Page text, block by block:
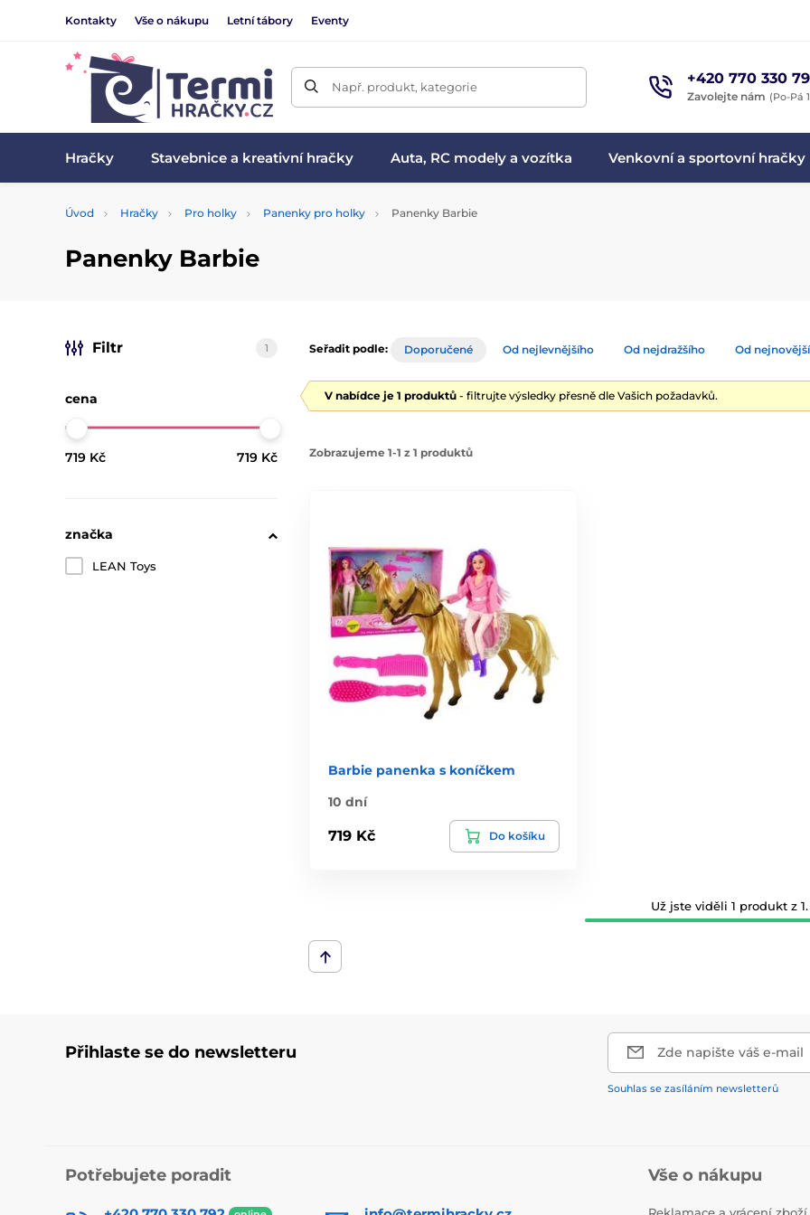
Kontakty Vše o nákupu Letní tábory Eventy
Např. produkt, kategorie +420 770 330
Zavolejte nám (Po-Pá
Hračky Stavebnice a kreativní hračky Auta, RC modely a vozítka Venkovní a sportovní hračky
Úvod Hračky Pro holky Panenky pro holky Panenky Barbie
Panenky Barbie
Filtr 1
cena
719 Kč 719 Kč
značka
LEAN Toys
Seřadit podle: Doporučené Od nejlevnějšího Od nejdražšího Od
V nabídce je 1 produktů - filtrujte výsledky přesně dle Vašich požadavků.
Zobrazujeme 1-1 z 1 produktů
Barbie panenka s koníčkem
10 dní
719 Kč Do košíku
Už jste viděli 1 produkt z 1.
Přihlaste se do newsletteru Zde napište váš e-mail
Souhlas se zasíláním newsletterů
Potřebujete poradit Vše o nákupu
Reklamace a vrácení zboží